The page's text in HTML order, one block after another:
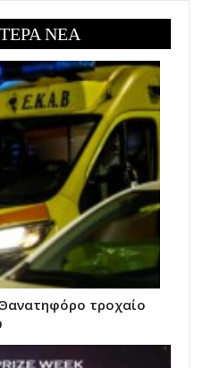
ΝΕΑ
τροχαίο